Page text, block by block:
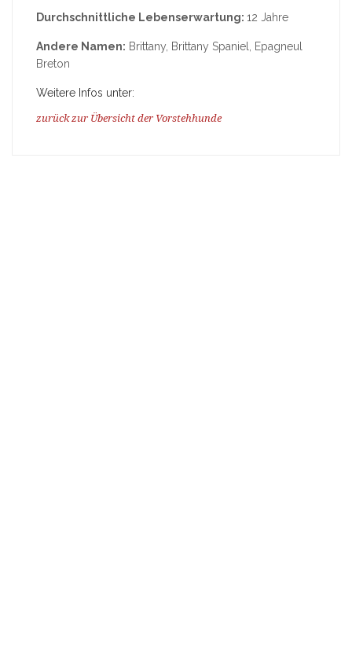
Durchschnittliche Lebenserwartung: 12 Jahre
Andere Namen: Brittany, Brittany Spaniel, Epagneul
Breton
Weitere Infos unter:
zurück zur Übersicht der Vorstehhunde